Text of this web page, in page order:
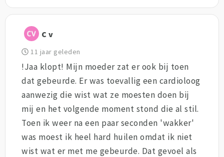
C v
11 jaar geleden
!Jaa klopt! Mijn moeder zat er ook bij toen
dat gebeurde. Er was toevallig een cardioloog
aanwezig die wist wat ze moesten doen bij
mij en het volgende moment stond die al stil.
Toen ik weer na een paar seconden 'wakker'
was moest ik heel hard huilen omdat ik niet
wist wat er met me gebeurde. Dat gevoel als